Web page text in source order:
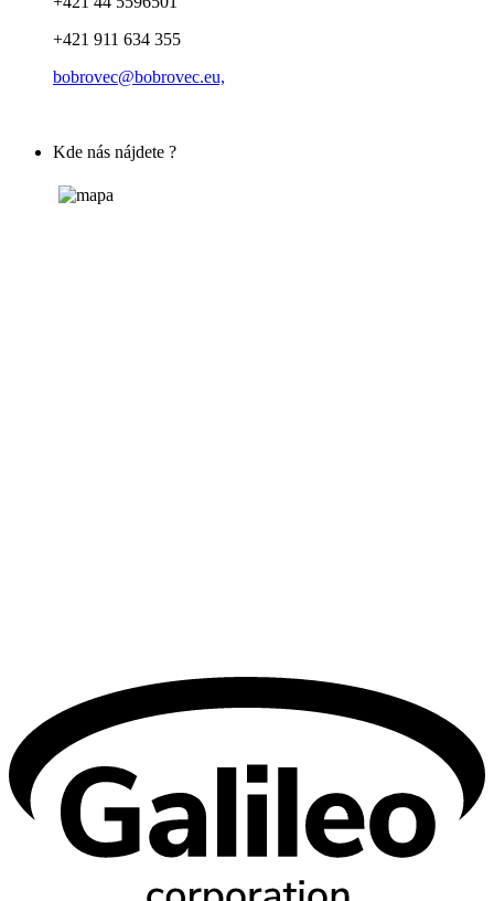
+421 911 634 355
bobrovec@bobrovec.eu,
Kde nás nájdete ?